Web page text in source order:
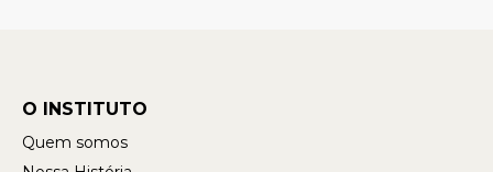
O INSTITUTO
Quem somos